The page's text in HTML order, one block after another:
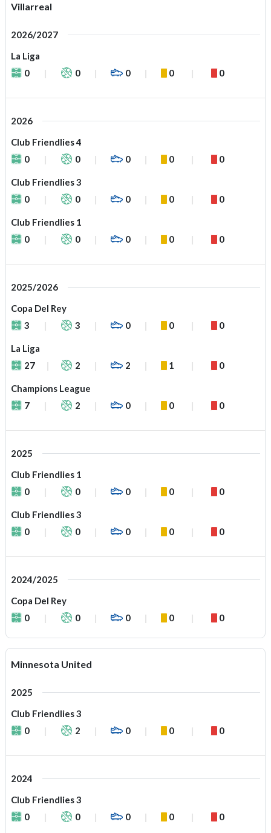
Villarreal
2026/2027
La Liga
0
0 0 0 0
2026
Club Friendlies 4
0
0 0 0 0
Club Friendlies 3
0
0 0 0 0
Club Friendlies 1
0
0 0 0 0
2025/2026
Copa Del Rey
3
3 0 0 0
La Liga
27
2 2 1 0
Champions League
7
2 0 0 0
2025
Club Friendlies 1
0
0 0 0 0
Club Friendlies 3
0
0 0 0 0
2024/2025
Copa Del Rey
0
0 0 0 0
Minnesota United
2025
Club Friendlies 3
0
2 0 0 0
2024
Club Friendlies 3
0
0 0 0 0